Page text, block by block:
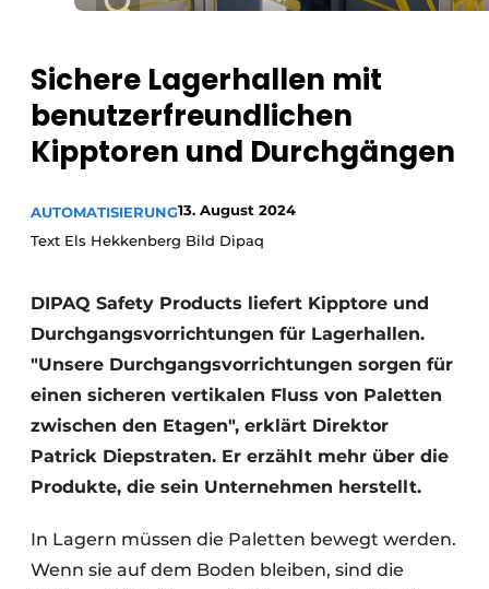
Sichere Lagerhallen mit
benutzerfreundlichen
Kipptoren und Durchgängen
AUTOMATISIERUNG13. August 2024
Text Els Hekkenberg Bild Dipaq
DIPAQ Safety Products liefert Kipptore und
Durchgangsvorrichtungen für Lagerhallen.
"Unsere Durchgangsvorrichtungen sorgen für
einen sicheren vertikalen Fluss von Paletten
zwischen den Etagen", erklärt Direktor
Patrick Diepstraten. Er erzählt mehr über die
Produkte, die sein Unternehmen herstellt.
In Lagern müssen die Paletten bewegt werden.
Wenn sie auf dem Boden bleiben, sind die